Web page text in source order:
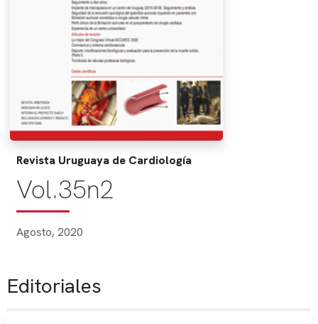
Revista Uruguaya de Cardiología
Vol.35n2
Agosto, 2020
Editoriales